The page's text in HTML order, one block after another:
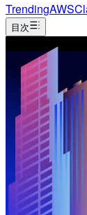
TrendingAWS
目次